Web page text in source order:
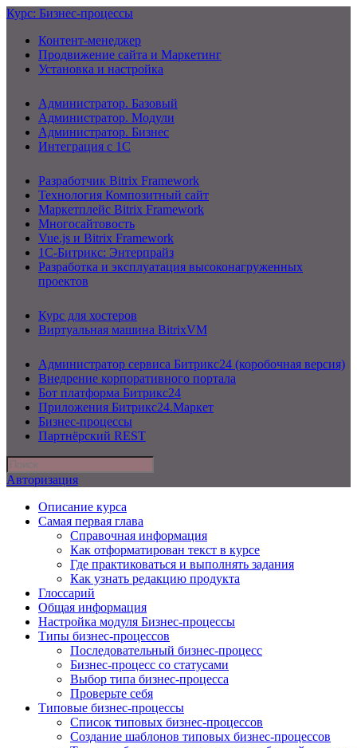
Курс: Бизнес-процессы
Контент-менеджер
Продвижение сайта и Маркетинг
Установка и настройка
Администратор. Базовый
Администратор. Модули
Администратор. Бизнес
Интеграция с 1С
Разработчик Bitrix Framework
Технология Композитный сайт
Маркетплейс Bitrix Framework
Многосайтовость
Vue.js и Bitrix Framework
1С-Битрикс: Энтерпрайз
Разработка и эксплуатация высоконагруженных
проектов
Курс для хостеров
Виртуальная машина BitrixVM
Администратор сервиса Битрикс24 (коробочная версия)
Внедрение корпоративного портала
Бот платформа Битрикс24
Приложения Битрикс24.Маркет
Бизнес-процессы
Партнёрский REST
Авторизация
Описание курса
Самая первая глава
Справочная информация
Как отформатирован текст в курсе
Где практиковаться и выполнять задания
Как узнать редакцию продукта
Глоссарий
Общая информация
Настройка модуля Бизнес-процессы
Типы бизнес-процессов
Последовательный бизнес-процесс
Бизнес-процесс со статусами
Выбор типа бизнес-процесса
Проверьте себя
Типовые бизнес-процессы
Список типовых бизнес-процессов
Создание шаблонов типовых бизнес-процессов